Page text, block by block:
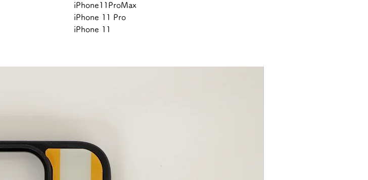
iPhone11ProMax
iPhone 11 Pro
iPhone 11